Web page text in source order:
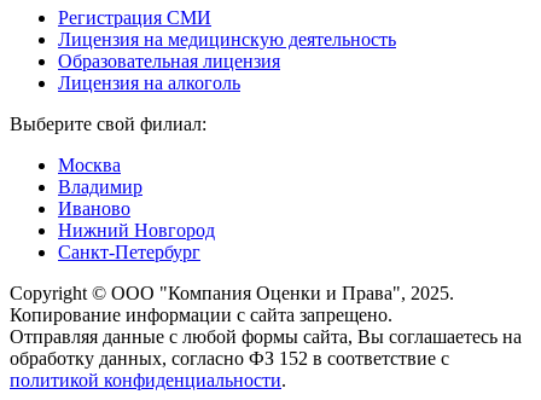
Регистрация СМИ
Лицензия на медицинскую деятельность
Образовательная лицензия
Лицензия на алкоголь
Выберите свой филиал:
Москва
Владимир
Иваново
Нижний Новгород
Санкт-Петербург
Copyright © ООО "Компания Оценки и Права", 2025.
Копирование информации с сайта запрещено.
Отправляя данные с любой формы сайта, Вы соглашаетесь на
обработку данных, согласно ФЗ 152 в соответствие с
политикой конфиденциальности.